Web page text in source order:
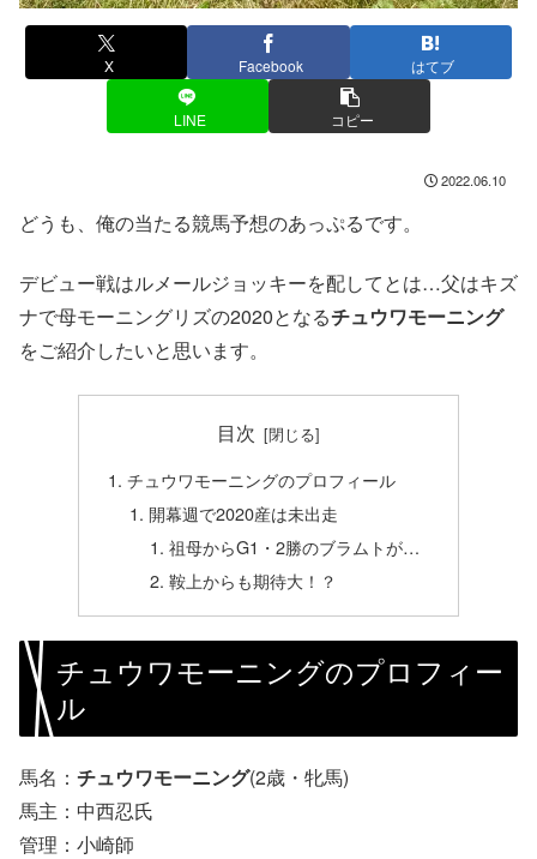
X Facebook はてブ
LINE コピー
2022.06.10
どうも、俺の当たる競馬予想のあっぷるです。
デビュー戦はルメールジョッキーを配してとは…父はキズ
ナで母モーニングリズの2020となるチュウワモーニング
をご紹介したいと思います。
目次
チュウワモーニングのプロフィール
開幕週で2020産は未出走
祖母からG1・2勝のブラムトが…
鞍上からも期待大！？
チュウワモーニングのプロフィー
ル
馬名： チュウワモーニング(2歳・牝馬)
馬主：中西忍氏
管理：小崎師